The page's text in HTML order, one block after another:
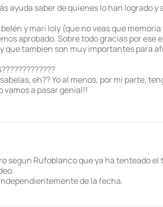
saber de quienes lo han logrado y
y mari loly (que no veas que
aprobado. Sobre todo gracias por ese
que tambien son muy importantes para
eh?? Yo al menos, por mi parte,
vamos a pasar genial!!
Rufoblanco que ya ha tenteado el
de la fecha.